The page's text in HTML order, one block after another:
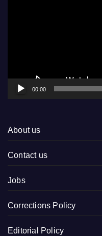
00:00
About us
Contact us
Jobs
Corrections Policy
Editorial Policy